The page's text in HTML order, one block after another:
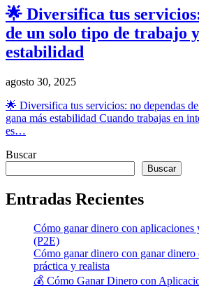
🌟 Diversifica tus
de un solo tipo de trabajo
estabilidad
agosto 30, 2025
🌟 Diversifica tus servicios: no dependas
gana más estabilidad Cuando trabajas en
es…
Buscar
Buscar
Entradas Recientes
Cómo ganar dinero con aplicaciones
(P2E)
Cómo ganar dinero con ganar
práctica y realista
💰 Cómo Ganar Dinero con